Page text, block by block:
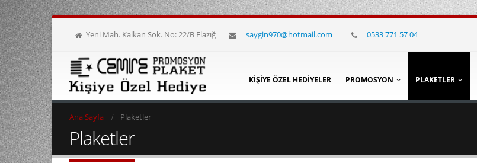
Yeni Mah. Kalkan Sok. No: 22/B Elazığ saygin970@hotmail.com 0533 771 57 04
KIŞIYE ÖZEL HEDIYELER PROMOSYON PLAKETLER
Ana Sayfa Plaketler
Plaketler